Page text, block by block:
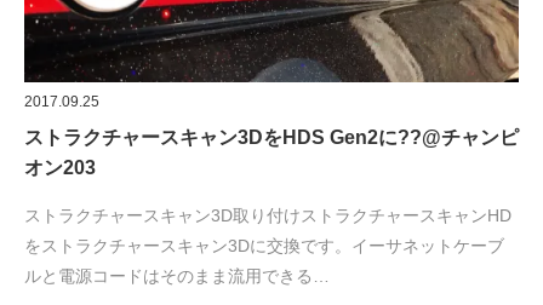
2017.09.25
ストラクチャースキャン3DをHDS Gen2に??@チャンピ
オン203
ストラクチャースキャン3D取り付けストラクチャースキャンHD
をストラクチャースキャン3Dに交換です。イーサネットケーブ
ルと電源コードはそのまま流用できる…